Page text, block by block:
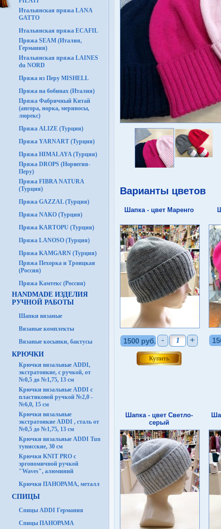
Итальянская пряжа LANA
GATTO
Итальянская пряжа ECAFIL
Пряжа SEAM (Италия,
Германия)
Итальянская пряжа LAINES
du NORD
Пряжа из Перу MISHELL
Пряжа на бобинах (Италия)
Пряжа Фабричный Китай
(ангора, норка, мериносы,
люрекс)
Пряжа ALIZE (Турция)
Пряжа YARNART (Турция)
Пряжа HIMALAYA (Турция)
Пряжа DROPS (Норвегия-
Перу)
Пряжа FIBRA NATURA
(Турция)
Пряжа GAZZAL (Турция)
Пряжа NAKO (Турция)
Пряжа KARTOPU (Турция)
Пряжа LANOSO (Турция)
Пряжа KAMGARN (Турция)
Пряжа Пехорка и Троицкая
(Россия)
Пряжа Камтекс (Россия)
HANDMADE ИЗДЕЛИЯ
РУЧНОЙ РАБОТЫ
Шапки вязаные
Вязаные комплекты
Вязаные косынки, бактусы
КРЮЧКИ
Крючки вязальные ADDI,
экстратонкие, с ручкой, от
№0,5 до №1,75, 13 см
Крючки вязальные ADDI с
пластиковой ручкой №2,0 -
№6,0, 15 см
Крючки вязальные
экстратонкие ADDI , сталь от
№0,5 до №1,75, 13 см
Крючки вязальные ADDI Tun
тунисские, 30 см
Крючки KNIT PRO с
эргономичной ручкой
"Waves", алюминий
Крючки ПАНОРАМА, металл
СПИЦЫ
Спицы ADDI Германия
Спицы ПАНОРАМА
Варианты цветов
Шапка - цвет Маренго
1500 руб. - +
Шапка - цвет Светло-
серый